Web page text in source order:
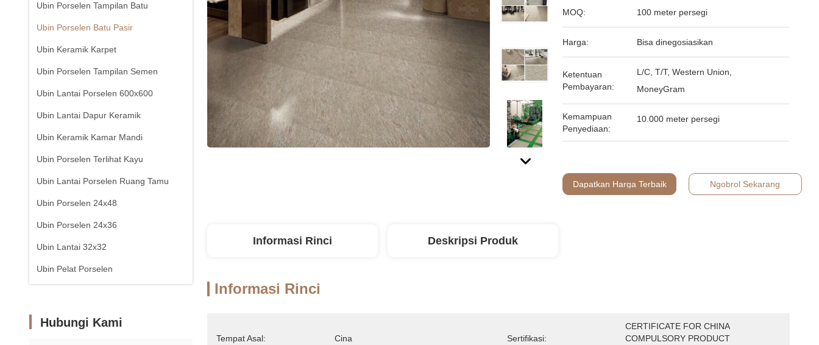
Ubin Porselen Tampilan Batu
Ubin Porselen Batu Pasir
Ubin Keramik Karpet
Ubin Porselen Tampilan Semen
Ubin Lantai Porselen 600x600
Ubin Lantai Dapur Keramik
Ubin Keramik Kamar Mandi
Ubin Porselen Terlihat Kayu
Ubin Lantai Porselen Ruang Tamu
Ubin Porselen 24x48
Ubin Porselen 24x36
Ubin Lantai 32x32
Ubin Pelat Porselen
Hubungi Kami
MOQ: 100 meter persegi
Harga: Bisa dinegosiasikan
Ketentuan
Pembayaran:
L/C, T/T, Western Union,
MoneyGram
Kemampuan
Penyediaan:
10.000 meter persegi
Dapatkan Harga Terbaik Ngobrol Sekarang
Informasi Rinci Deskripsi Produk
Informasi Rinci
Tempat Asal: Cina Sertifikasi:
CERTIFICATE FOR CHINA
COMPULSORY PRODUCT